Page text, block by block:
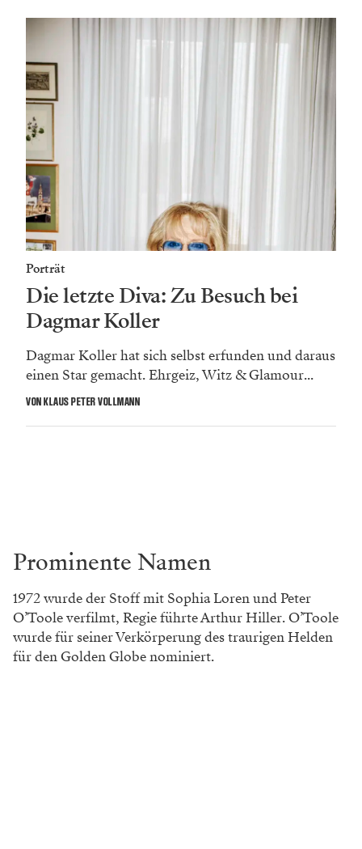
Porträt
Die letzte Diva: Zu Besuch bei
Dagmar Koller
Dagmar Koller hat sich selbst erfunden und ­daraus
einen Star gemacht. Ehrgeiz, Witz & Glamour...
VON KLAUS PETER VOLLMANN
Prominente Namen
1972 wurde der Stoff mit Sophia Loren und Peter
O’Toole verfilmt, Regie führte Arthur Hiller. O’Toole
wurde für seiner Verkörperung des traurigen Helden
für den Golden Globe nominiert.